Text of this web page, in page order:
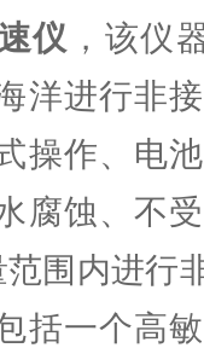
仪 ，该仪
洋进行非
操作、电
腐蚀、不
围内进行
括一个高